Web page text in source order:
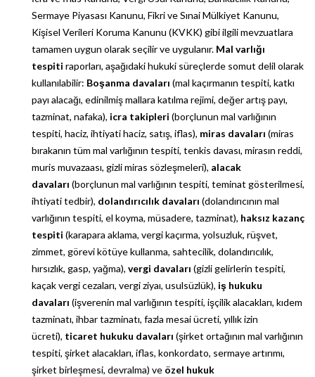
Sermaye Piyasası Kanunu, Fikri ve Sınai Mülkiyet Kanunu,
Kişisel Verileri Koruma Kanunu (KVKK) gibi ilgili mevzuatlara
tamamen uygun olarak seçilir ve uygulanır. Mal varlığı
tespiti raporları, aşağıdaki hukuki süreçlerde somut delil olarak
kullanılabilir: Boşanma davaları (mal kaçırmanın tespiti, katkı
payı alacağı, edinilmiş mallara katılma rejimi, değer artış payı,
tazminat, nafaka), icra takipleri (borçlunun mal varlığının
tespiti, haciz, ihtiyati haciz, satış, iflas), miras davaları (miras
bırakanın tüm mal varlığının tespiti, tenkis davası, mirasın reddi,
muris muvazaası, gizli miras sözleşmeleri), alacak
davaları (borçlunun mal varlığının tespiti, teminat gösterilmesi,
ihtiyati tedbir), dolandırıcılık davaları (dolandırıcının mal
varlığının tespiti, el koyma, müsadere, tazminat), haksız kazanç
tespiti (karapara aklama, vergi kaçırma, yolsuzluk, rüşvet,
zimmet, görevi kötüye kullanma, sahtecilik, dolandırıcılık,
hırsızlık, gasp, yağma), vergi davaları (gizli gelirlerin tespiti,
kaçak vergi cezaları, vergi ziyaı, usulsüzlük), iş hukuku
davaları (işverenin mal varlığının tespiti, işçilik alacakları, kıdem
tazminatı, ihbar tazminatı, fazla mesai ücreti, yıllık izin
ücreti), ticaret hukuku davaları (şirket ortağının mal varlığının
tespiti, şirket alacakları, iflas, konkordato, sermaye artırımı,
şirket birleşmesi, devralma) ve özel hukuk